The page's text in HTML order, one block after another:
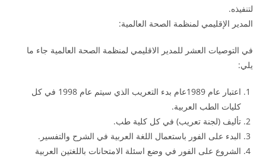
لتنفيذه.
المدير الإقليمي لمنظمة الصحة العالمية:
في التوصيات العشر للمدير الاقليمي لمنظمة الصحة العالمية جاء ما
يلي:
اعتبار عام 1989عام بدء التعريب الذي سيتم عام 1998 في كل
كليات الطب العربية.
تأليف (لجنة تعريب) في كل كلية طب.
البدء على الفور باستعمال اللغة العربية في الشرح والتفسير.
الشروع على الفور في وضع اسئلة الامتحانات باللغتين العربية